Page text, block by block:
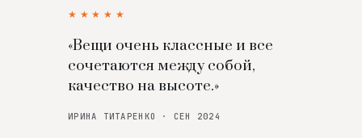
★★★★★
«Вещи очень классные и все
сочетаются между собой,
качество на высоте.»
ИРИНА ТИТАРЕНКО · СЕН 2024